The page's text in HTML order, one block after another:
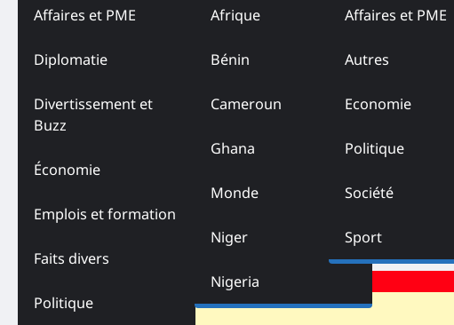
Affaires et PME
Diplomatie
Divertissement et
Buzz
Économie
Emplois et formation
Faits divers
Politique
Afrique
Bénin
Cameroun
Ghana
Monde
Niger
Nigeria
Affaires et PME
Autres
Economie
Politique
Société
Sport